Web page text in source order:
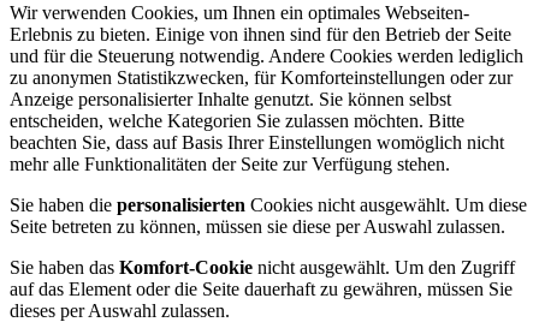
Wir verwenden Cookies, um Ihnen ein optimales Webseiten-
Erlebnis zu bieten. Einige von ihnen sind für den Betrieb der Seite
und für die Steuerung notwendig. Andere Cookies werden lediglich
zu anonymen Statistikzwecken, für Komforteinstellungen oder zur
Anzeige personalisierter Inhalte genutzt. Sie können selbst
entscheiden, welche Kategorien Sie zulassen möchten. Bitte
beachten Sie, dass auf Basis Ihrer Einstellungen womöglich nicht
mehr alle Funktionalitäten der Seite zur Verfügung stehen.
Sie haben die personalisierten Cookies nicht ausgewählt. Um diese
Seite betreten zu können, müssen sie diese per Auswahl zulassen.
Sie haben das Komfort-Cookie nicht ausgewählt. Um den Zugriff
auf das Element oder die Seite dauerhaft zu gewähren, müssen Sie
dieses per Auswahl zulassen.